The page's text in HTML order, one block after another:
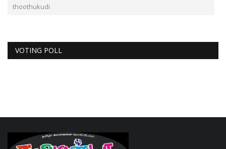
thoothukudi
VOTING POLL